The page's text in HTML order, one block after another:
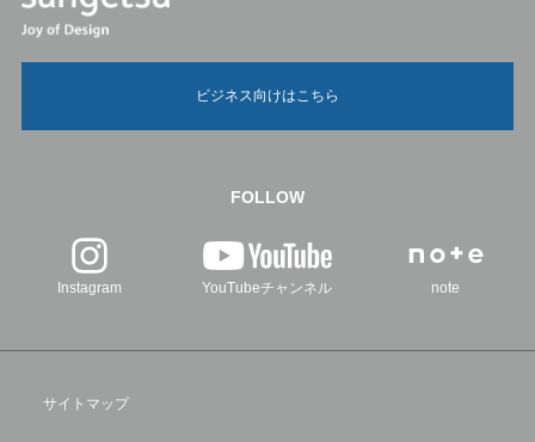
ビジネス向けはこちら
FOLLOW
Instagram YouTubeチャンネル note
サイトマップ